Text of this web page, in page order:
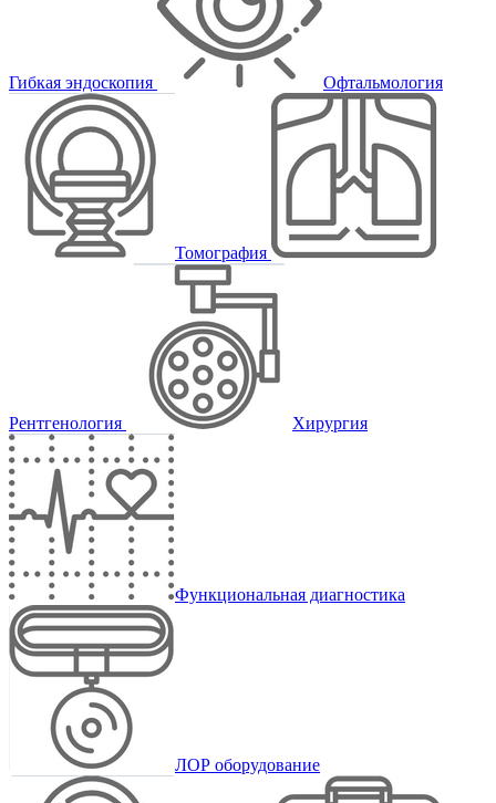
Гибкая эндоскопия Офтальмология
Томография
Рентгенология Хирургия
Функциональная диагностика
ЛОР оборудование